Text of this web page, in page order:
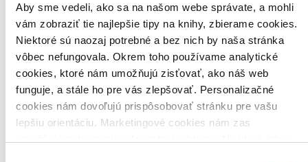
Aby sme vedeli, ako sa na našom webe správate, a mohli
vám zobraziť tie najlepšie tipy na knihy, zbierame cookies.
Niektoré sú naozaj potrebné a bez nich by naša stránka
vôbec nefungovala. Okrem toho používame analytické
cookies, ktoré nám umožňujú zisťovať, ako náš web
funguje, a stále ho pre vás zlepšovať. Personalizačné
cookies nám dovoľujú prispôsobovať stránku pre vašu
lepšiu orientáciu. Marketingové cookies nám zas
Použité filtre
Zrušiť filtre
Autor Hideko Yamashit